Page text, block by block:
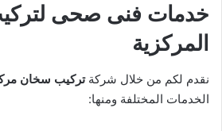
خدمات فنى صحى
المركزية
نقدم لكم من خلال شركةتركيب سخان
الخدمات المختلفة ومنها: